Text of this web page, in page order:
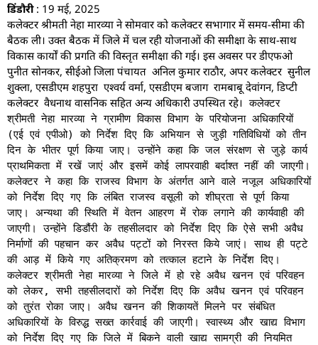
डिंडौरी: 19 मई, 2025
कलेक्टर श्रीमती नेहा मारव्या ने सोमवार को कलेक्टर सभागार में समय-सीमा की
बैठक ली। उक्त बैठक में जिले में चल रही योजनाओं की समीक्षा के साथ-साथ
विकास कार्यों की प्रगति की विस्तृत समीक्षा की गई। इस अवसर पर डीएफओ
पुनीत सोनकर, सीईओ जिला पंचायत अनिल कुमार राठौर, अपर कलेक्टर सुनील
शुक्ला, एसडीएम शहपुरा एश्वर्य वर्मा, एसडीएम बजाग रामबाबू देवांगन, डिप्टी
कलेक्टर वैधनाथ वासनिक सहित अन्य अधिकारी उपस्थित रहे। कलेक्टर
श्रीमती नेहा मारव्या ने ग्रामीण विकास विभाग के परियोजना अधिकारियों
(एई एवं एपीओ) को निर्देश दिए कि अभियान से जुड़ी गतिविधियों को तीन
दिन के भीतर पूर्ण किया जाए। उन्होंने कहा कि जल संरक्षण से जुड़े कार्य
प्राथमिकता में रखें जाएं और इसमें कोई लापरवाही बर्दाश्त नहीं की जाएगी।
कलेक्टर ने कहा कि राजस्व विभाग के अंतर्गत आने वाले नजूल अधिकारियों
को निर्देश दिए गए कि लंबित राजस्व वसूली को शीघ्रता से पूर्ण किया
जाए। अन्यथा की स्थिति में वेतन आहरण में रोक लगाने की कार्यवाही की
जाएगी। उन्होंने डिडौंरी के तहसीलदार को निर्देश दिए कि ऐसे सभी अवैध
निर्माणों की पहचान कर अवैध पट्टों को निरस्त किये जाएं। साथ ही पट्टे
की आड़ में किये गए अतिक्रमण को तत्काल हटाने के निर्देश दिए।
कलेक्टर श्रीमती नेहा मारव्या ने जिले में हो रहे अवैध खनन एवं परिवहन
को लेकर, सभी तहसीलदारों को निर्देश दिए कि अवैध खनन एवं परिवहन
को तुरंत रोका जाए। अवैध खनन की शिकायतें मिलने पर संबंधित
अधिकारियों के विरुद्ध सख्त कार्रवाई की जाएगी। स्वास्थ्य और खाद्य विभाग
को निर्देश दिए गए कि जिले में बिकने वाली खाद्य सामग्री की नियमित